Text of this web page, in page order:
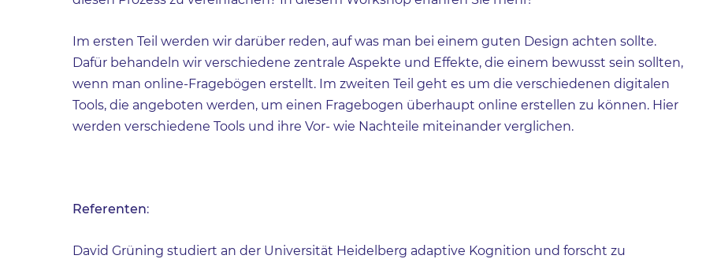
Im ersten Teil werden wir darüber reden, auf was man bei einem guten Design achten sollte.
Dafür behandeln wir verschiedene zentrale Aspekte und Effekte, die einem bewusst sein sollten,
wenn man online-Fragebögen erstellt. Im zweiten Teil geht es um die verschiedenen digitalen
Tools, die angeboten werden, um einen Fragebogen überhaupt online erstellen zu können. Hier
werden verschiedene Tools und ihre Vor- wie Nachteile miteinander verglichen.
Referenten:
David Grüning studiert an der Universität Heidelberg adaptive Kognition und forscht zu